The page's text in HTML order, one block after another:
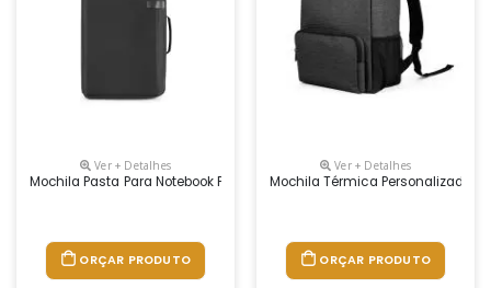
Ver + Detalhes
Mochila Pasta Para Notebook Personalizada
ORÇAR PRODUTO
Ver + Detalhes
Mochila Térmica Personalizada
ORÇAR PRODUTO